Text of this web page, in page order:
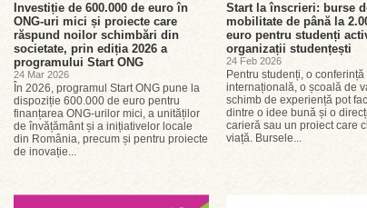
Investiție de 600.000 de euro în
ONG-uri mici și proiecte care
răspund noilor schimbări din
societate, prin ediția 2026 a
programului Start ONG
24 Mar 2026
În 2026, programul Start ONG pune la
dispoziție 600.000 de euro pentru
finanțarea ONG-urilor mici, a unităților
de învățământ și a inițiativelor locale
din România, precum și pentru proiecte
de inovație...
Start la înscrieri: burse
mobilitate de până la
euro pentru studenți
organizații studențești
24 Feb 2026
Pentru studenți, o conferință
internațională, o școală de
schimb de experiență pot
dintre o idee bună și o
carieră sau un proiect care
viață. Bursele...